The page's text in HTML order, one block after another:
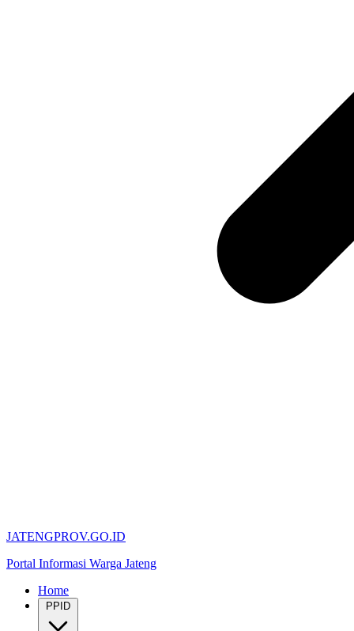
JATENGPROV.GO.ID
Portal Informasi Warga Jateng
Home
PPID